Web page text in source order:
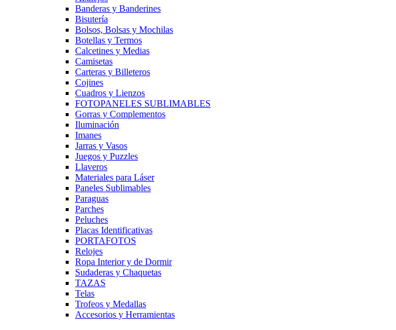
Banderas y Banderines
Bisutería
Bolsos, Bolsas y Mochilas
Botellas y Termos
Calcetines y Medias
Camisetas
Carteras y Billeteros
Cojines
Cuadros y Lienzos
FOTOPANELES SUBLIMABLES
Gorras y Complementos
Iluminación
Imanes
Jarras y Vasos
Juegos y Puzzles
Llaveros
Materiales para Láser
Paneles Sublimables
Paraguas
Parches
Peluches
Placas Identificativas
PORTAFOTOS
Relojes
Ropa Interior y de Dormir
Sudaderas y Chaquetas
TAZAS
Telas
Trofeos y Medallas
Accesorios y Herramientas